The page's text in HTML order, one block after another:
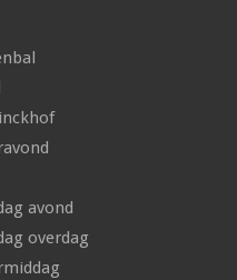
avond
overdag